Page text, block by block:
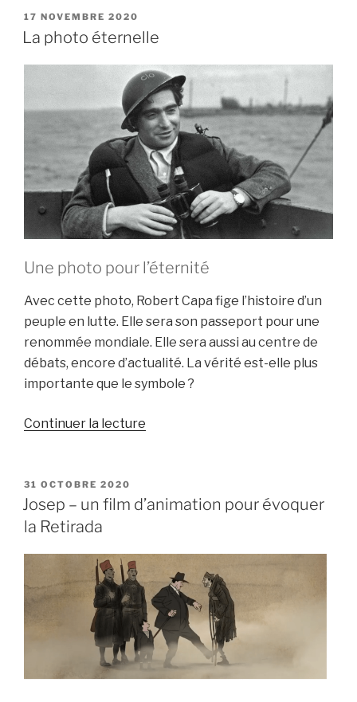
encore
vivante
:
en
2020,
comme
en
1936,
toujours
PUBLIÉ
LE
17 NOVEMBRE 2020
La photo éternelle
Une photo pour l’éternité
Avec cette photo, Robert Capa fige l’histoire d’un
peuple en lutte. Elle sera son passeport pour une
renommée mondiale. Elle sera aussi au centre de
débats, encore d’actualité. La vérité est-elle plus
importante que le symbole ?
Continuer la lecture
PUBLIÉ
LE
31 OCTOBRE 2020
Josep – un film d’animation pour évoquer
la Retirada